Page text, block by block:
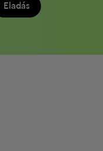
Eladás